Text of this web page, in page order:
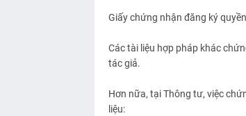
Giấy chứng nhận đăng ký
Các tài liệu hợp pháp khác
tác giả.
Hơn nữa, tại Thông tư, việc
liệu: